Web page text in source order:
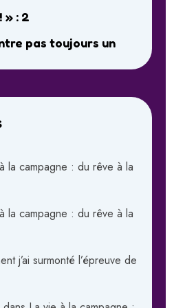
» : 2
pas toujours un
la campagne : du rêve à la
la campagne : du rêve à la
j’ai surmonté l’épreuve de